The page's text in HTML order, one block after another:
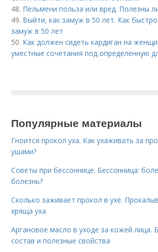
48. Пельмени польза или вред. Полезны
49. Выйти, как замуж в 50 лет. Как
замуж в 50 лет
50. Как должен сидеть кардиган на
уместные сочетания под определенную
Популярные материалы
Гноится прокол уха. Как ухаживать за
ушами?
Советы при бессоннице. Бессонница:
болезнь?
Сколько заживает прокол в ухе.
хряща уха
Аргановое масло в уходе за кожей лица.
состав и полезные свойства